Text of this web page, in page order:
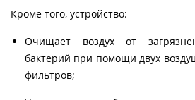
Кроме того, устройство:
Очищает воздух от
бактерий при помощи двух
фильтров;